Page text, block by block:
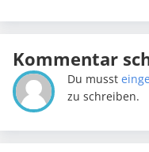
Kommentar
Du musst
zu schreiben.